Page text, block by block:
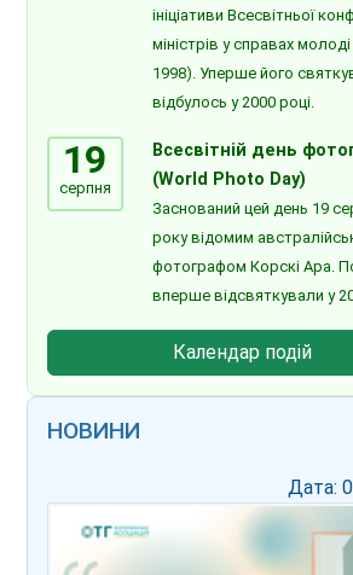
ініціативи Всесвітньої
міністрів у справах
1998). Уперше його
відбулось у 2000 році.
19
серпня
Всесвітній день
(World Photo Day)
Заснований цей день 19
року відомим
фотографом Корскі Ара.
вперше відсвяткували у
Календар подій
НОВИНИ
Дата: